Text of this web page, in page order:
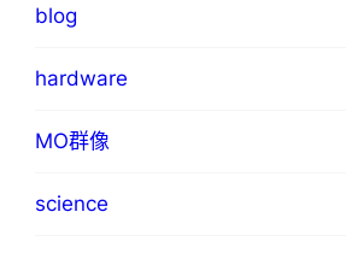
blog
hardware
MO群像
science